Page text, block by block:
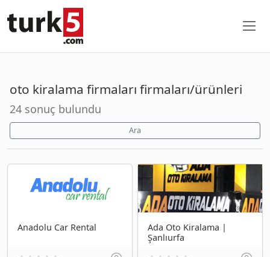
oto kiralama firmaları firmaları/ürünleri
24 sonuç bulundu
Ara
Anadolu Car Rental
Ada Oto Kiralama |
Şanlıurfa